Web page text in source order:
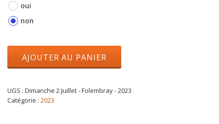
oui
non
AJOUTER AU PANIER
UGS : Dimanche 2 Juillet - Folembray - 2023
Catégorie : 2023